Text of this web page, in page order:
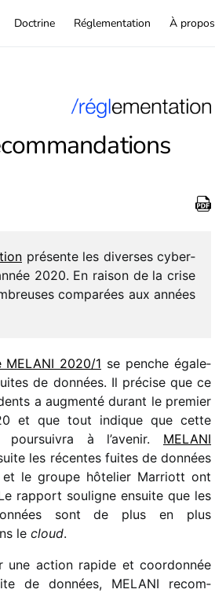
Doctrine Réglementation À propos
présente les diverses cyber­
2020. En raison de la crise
compa­rées aux années
2020/​1 se penche égale­
de données. Il précise que ce
a augmenté durant le premier
et que tout indique que cette
pour­sui­vra à l’ave­nir. MELANI
les récentes fuites de données
et le groupe hôte­lier Marriott ont
rapport souligne ensuite que les
sont de plus en plus
le cloud.
une action rapide et coor­don­née
de données, MELANI recom­